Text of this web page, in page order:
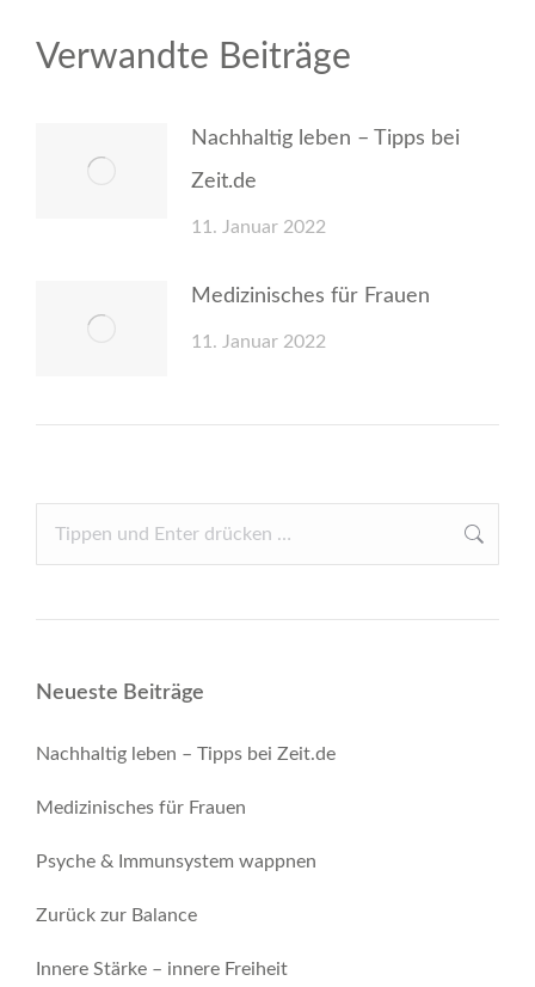
Verwandte Beiträge
Nachhaltig leben – Tipps bei
Zeit.de
11. Januar 2022
Medizinisches für Frauen
11. Januar 2022
Search:
Neueste Beiträge
Nachhaltig leben – Tipps bei Zeit.de
Medizinisches für Frauen
Psyche & Immunsystem wappnen
Zurück zur Balance
Innere Stärke – innere Freiheit